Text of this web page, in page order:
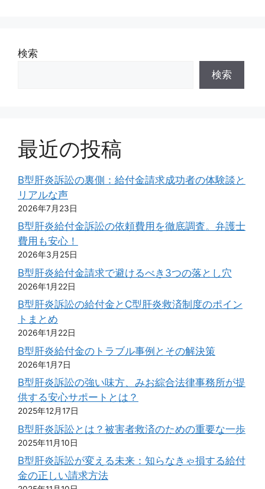
検索
検索
最近の投稿
B型肝炎訴訟の裏側：給付金請求成功者の体験談と
リアルな声
2026年7月23日
B型肝炎給付金訴訟の依頼費用を徹底調査。弁護士
費用も安心！
2026年3月25日
B型肝炎給付金請求で避けるべき3つの落とし穴
2026年1月22日
B型肝炎訴訟の給付金とC型肝炎救済制度のポイン
トまとめ
2026年1月22日
B型肝炎給付金のトラブル事例とその解決策
2026年1月7日
B型肝炎訴訟の強い味方、みお綜合法律事務所が提
供する安心サポートとは？
2025年12月17日
B型肝炎訴訟とは？被害者救済のための重要な一歩
2025年11月10日
B型肝炎訴訟が変える未来：知らなきゃ損する給付
金の正しい請求方法